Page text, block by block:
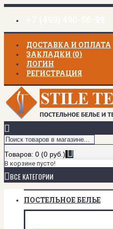
ДОСТАВКА И ОПЛАТА
ЗАКЛАДКИ (0)
ЛОГИН
РЕГИСТРАЦИЯ
Товаров: 0 (0 руб.)
В корзине пусто!
ВСЕ КАТЕГОРИИ
ПОСТЕЛЬНОЕ БЕЛЬЕ